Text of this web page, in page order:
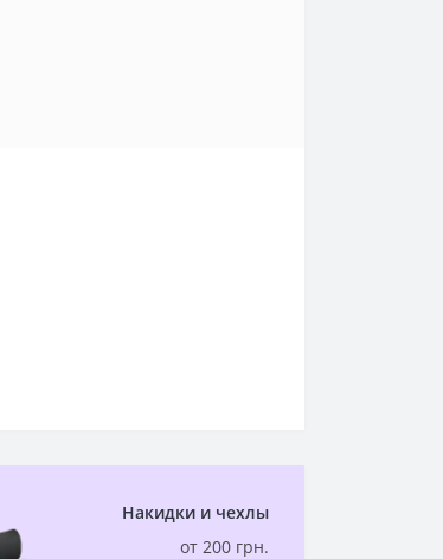
Накидки и чехлы
от 200 грн.